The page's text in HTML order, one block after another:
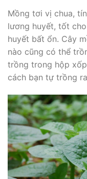
Mồng tơi vị chua,
lương huyết, tốt
huyết bất ổn. Cây
nào cũng có thể
trồng trong hộp
cách bạn tự trồng